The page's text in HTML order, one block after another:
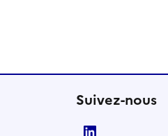
Suivez-nous